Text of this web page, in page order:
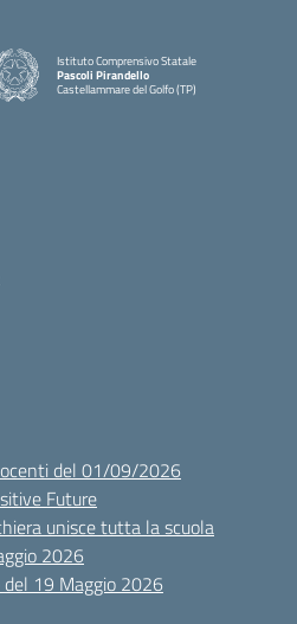
Istituto Comprensivo Statale
Pascoli Pirandello
Castellammare del Golfo (TP)
del 01/09/2026
Future
unisce tutta la scuola
2026
del 19 Maggio 2026